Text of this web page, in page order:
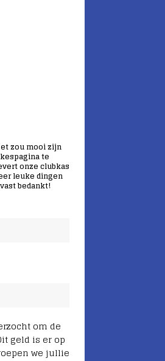
zou mooi zijn
te
onze clubkas
leuke dingen
bedankt!
om de
geld is er op
we jullie